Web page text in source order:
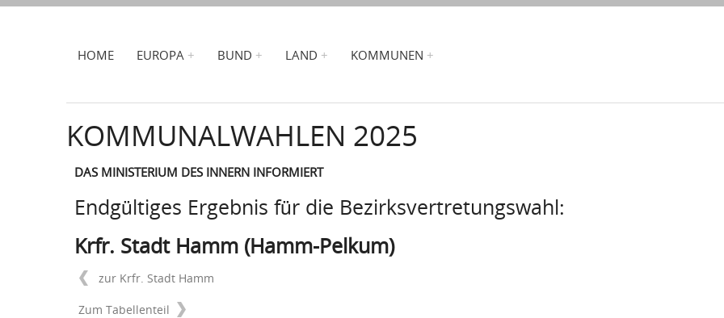
HOME EUROPA BUND LAND KOMMUNEN
KOMMUNALWAHLEN 2025
DAS MINISTERIUM DES INNERN INFORMIERT
Endgültiges Ergebnis für die Bezirksvertretungswahl:
Krfr. Stadt Hamm (Hamm-Pelkum)
zur Krfr. Stadt Hamm
Zum Tabellenteil